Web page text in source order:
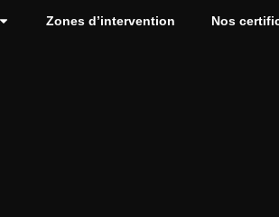
Zones d’intervention Nos